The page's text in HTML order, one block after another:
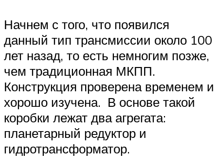
Начнем с того, что появился
данный тип трансмиссии около 100
лет назад, то есть немногим позже,
чем традиционная МКПП.
Конструкция проверена временем и
хорошо изучена. В основе такой
коробки лежат два агрегата:
планетарный редуктор и
гидротрансформатор.